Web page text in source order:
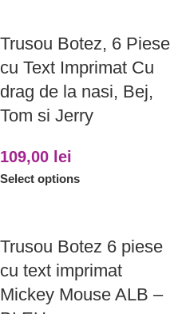
Trusou Botez, 6 Piese
cu Text Imprimat Cu
drag de la nasi, Bej,
Tom si Jerry
109,00 lei
Select options
Trusou Botez 6 piese
cu text imprimat
Mickey Mouse ALB –